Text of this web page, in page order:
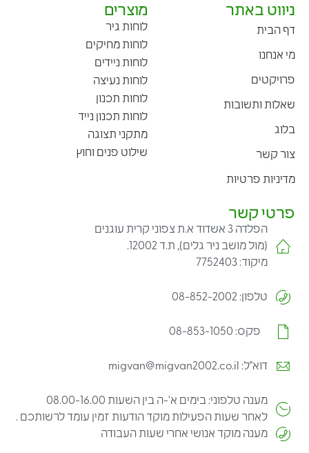
ניווט באתר
דף הבית
מי אנחנו
פרויקטים
שאלות ותשובות
בלוג
צור קשר
מדיניות פרטיות
מוצרים
לוחות גיר
לוחות מחיקים
לוחות ניידים
לוחות נעיצה
לוחות תכנון
לוחות תכנון נייד
מתקני תצוגה
שילוט פנים וחוץ
פרטי קשר
הפלדה 3 אשדוד א.ת צפוני קרית עוגנים
(מול מושב ניר גלים), ת.ד 12002.
מיקוד: 7752403
טלפון: 08-852-2002
פקס: 08-853-1050
דוא"ל: migvan@migvan2002.co.il
מענה טלפוני: בימים א'-ה בין השעות 08.00-16.00
לאחר שעות הפעילות מוקד הודעות זמין עומד לרשותכם .
מענה מוקד אנושי אחרי שעות העבודה